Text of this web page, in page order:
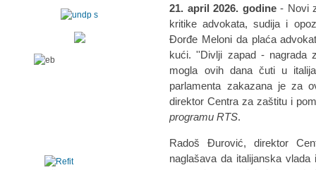
21. april 2026. godine- Novi
kritike advokata, sudija i
Đorđe Meloni da plaća
kući. ''Divlji zapad - nagrada
mogla ovih dana čuti u
parlamenta zakazana je za
direktor Centra za zaštitu i
programu RTS.
Radoš Đurović, direktor
naglašava da italijanska